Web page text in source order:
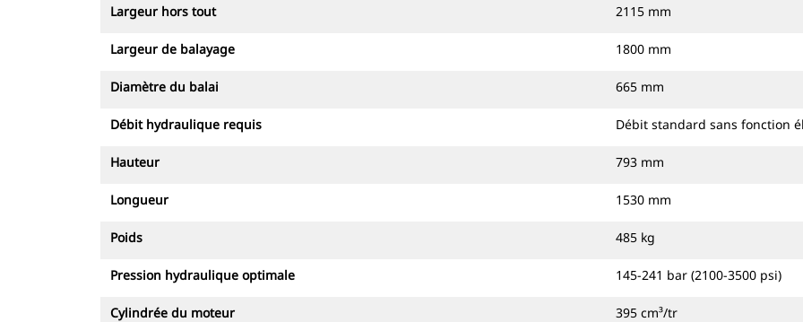
Largeur hors tout 2115 mm
Largeur de balayage 1800 mm
Diamètre du balai 665 mm
Débit hydraulique requis Débit standard sans fonction
Hauteur 793 mm
Longueur 1530 mm
Poids 485 kg
Pression hydraulique optimale 145-241 bar (2100-3500 psi)
Cylindrée du moteur 395 cm³/tr